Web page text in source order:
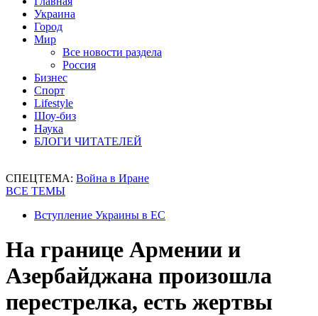
Украина
Город
Мир
Все новости раздела
Россия
Бизнес
Спорт
Lifestyle
Шоу-биз
Наука
БЛОГИ ЧИТАТЕЛЕЙ
СПЕЦТЕМА: Война в Иране
ВСЕ ТЕМЫ
Вступление Украины в ЕС
На границе Армении и
Азербайджана произошла
перестрелка, есть жертвы